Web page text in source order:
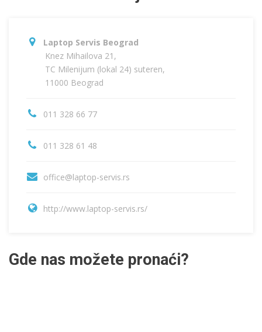
Laptop Servis Beograd
Knez Mihailova 21,
TC Milenijum (lokal 24) suteren,
11000 Beograd
011 328 66 77
011 328 61 48
office@laptop-servis.rs
http://www.laptop-servis.rs/
Gde nas možete pronaći?